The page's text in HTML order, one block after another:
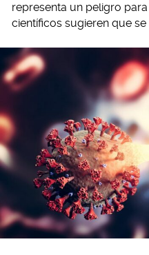
representa un peligro
científicos sugieren que